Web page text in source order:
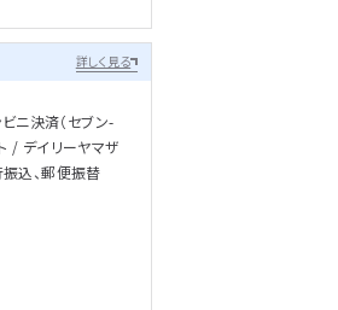
詳しく見る
ニ決済（セブン-
/ デイリーヤマザ
振込、郵便振替